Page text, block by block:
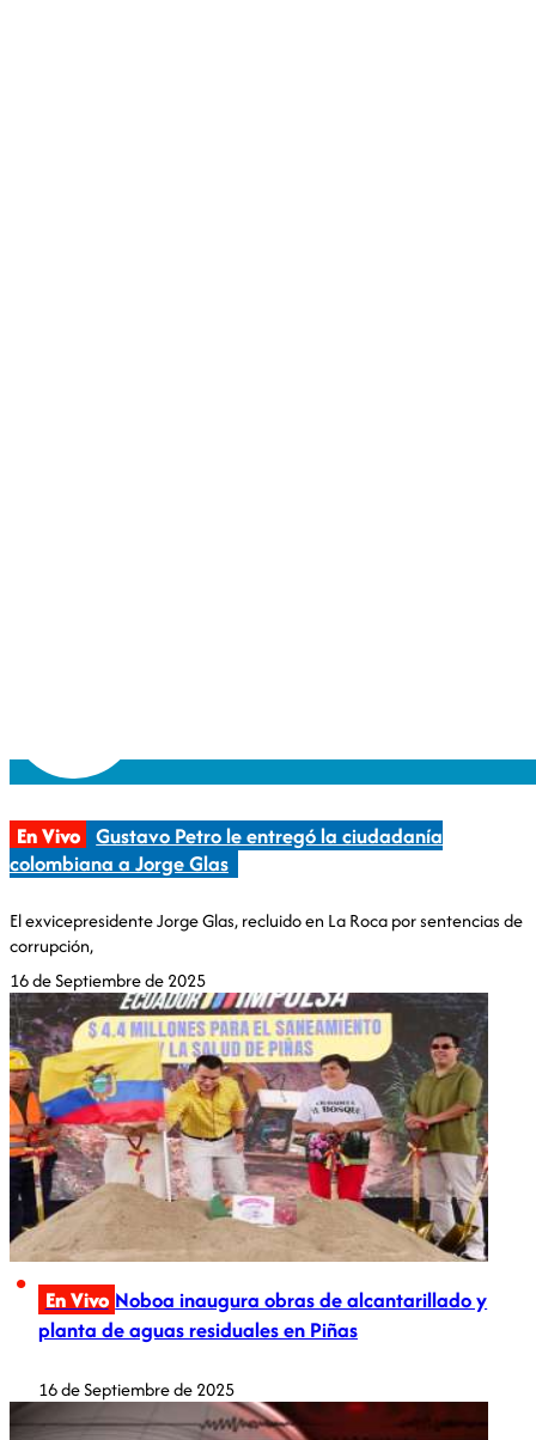
En Vivo Gustavo Petro le entregó la ciudadanía
colombiana a Jorge Glas
El exvicepresidente Jorge Glas, recluido en La Roca por sentencias de
corrupción,
16 de Septiembre de 2025
En Vivo Noboa inaugura obras de alcantarillado y
planta de aguas residuales en Piñas
16 de Septiembre de 2025